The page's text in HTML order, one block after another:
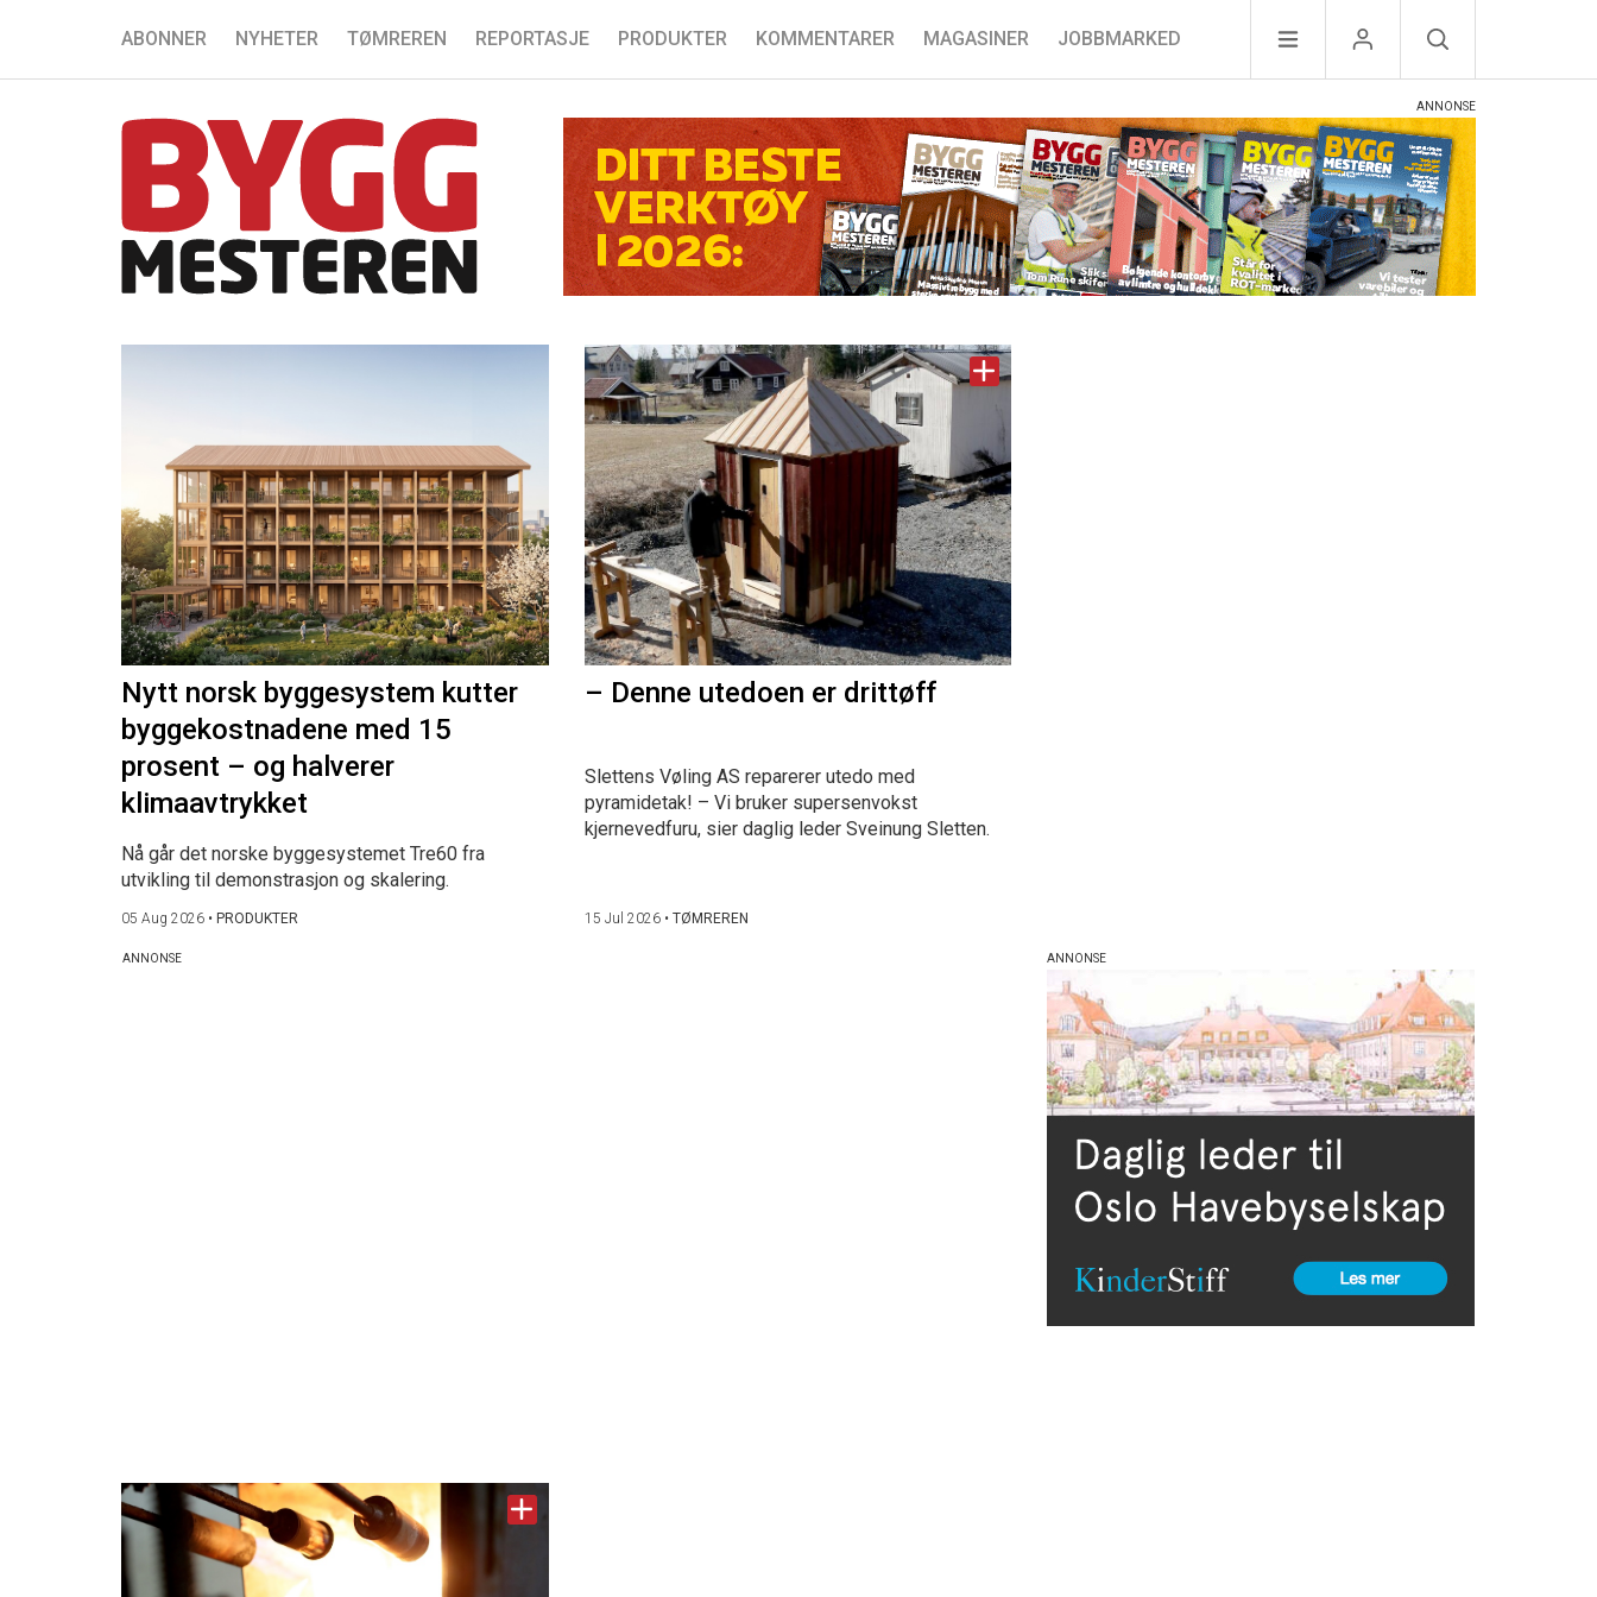
ABONNER NYHETER TØMREREN REPORTASJE PRODUKTER KOMMENTARER MAGASINER JOBBMARKED
Nytt norsk byggesystem kutter
byggekostnadene med 15
prosent – og halverer
klimaavtrykket
Nå går det norske byggesystemet Tre60 fra
utvikling til demonstrasjon og skalering.
05 Aug 2026 • PRODUKTER
– Denne utedoen er drittøff
Slettens Vøling AS reparerer utedo med
pyramidetak! – Vi bruker supersenvokst
kjernevedfuru, sier daglig leder Sveinung Sletten.
15 Jul 2026• TØMREREN